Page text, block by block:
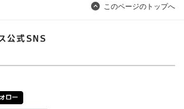
このページのトップへ